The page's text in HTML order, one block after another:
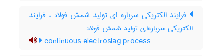
فرایند الکتریکی سرباره ای تولید شمش فولاد ، فرایند
الکتریکی سرباره‌ای تولید شمش فولاد
continuous electroslag process